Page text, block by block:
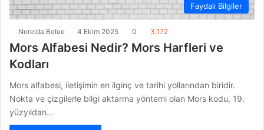
Faydalı Bilgiler
Nereida Belue 4 Ekim 2025 0 3.172
Mors Alfabesi Nedir? Mors Harfleri ve
Kodları
Mors alfabesi, iletişimin en ilginç ve tarihi yollarından biridir.
Nokta ve çizgilerle bilgi aktarma yöntemi olan Mors kodu, 19.
yüzyıldan…